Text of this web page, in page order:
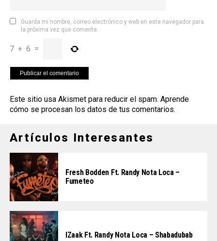
Guarda mi nombre, correo electrónico y web en este navegador para
la próxima vez que comente.
7 + 6 =
Este sitio usa Akismet para reducir el spam. Aprende
cómo se procesan los datos de tus comentarios.
Artículos Interesantes
Fresh Bodden Ft. Randy Nota Loca –
Fumeteo
IZaak Ft. Randy Nota Loca – Shabadubab